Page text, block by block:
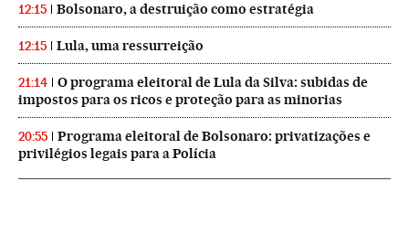
12:15 Bolsonaro, a destruição como estratégia
12:15 Lula, uma ressurreição
21:14
O programa eleitoral de Lula da Silva: subidas de
impostos para os ricos e proteção para as minorias
20:55
Programa eleitoral de Bolsonaro: privatizações e
privilégios legais para a Polícia